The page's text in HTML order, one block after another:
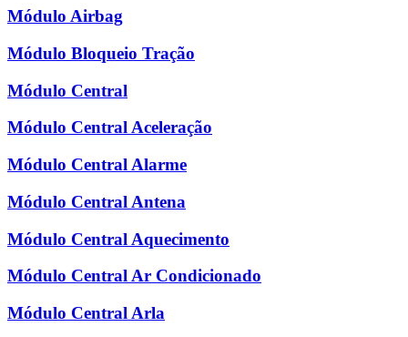
Módulo Airbag
Módulo Bloqueio Tração
Módulo Central
Módulo Central Aceleração
Módulo Central Alarme
Módulo Central Antena
Módulo Central Aquecimento
Módulo Central Ar Condicionado
Módulo Central Arla